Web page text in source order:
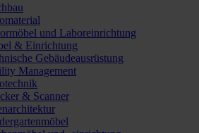
und Laboreinrichtung
& Einrichtung
Gebäudeausrüstung
Management
& Scanner